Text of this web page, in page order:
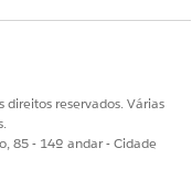
reservados. Várias
85 - 14º andar - Cidade